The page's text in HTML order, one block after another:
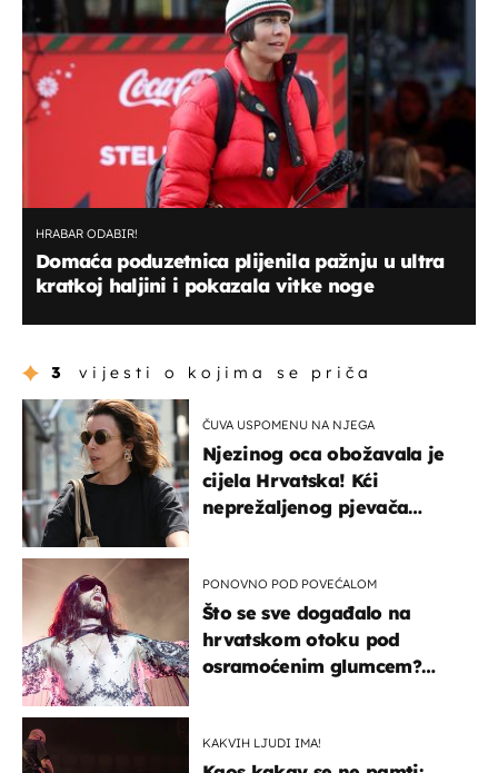
HRABAR ODABIR!
Domaća poduzetnica plijenila pažnju u ultra
kratkoj haljini i pokazala vitke noge
3 vijesti o kojima se priča
ČUVA USPOMENU NA NJEGA
Njezinog oca obožavala je
cijela Hrvatska! Kći
neprežaljenog pjevača
PONOVNO POD POVEĆALOM
Što se sve događalo na
hrvatskom otoku pod
osramoćenim glumcem?
KAKVIH LJUDI IMA!